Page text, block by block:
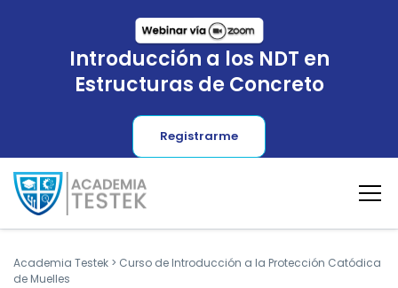
Introducción a los NDT en
Estructuras de Concreto
Registrarme
Academia Testek > Curso de Introducción a la Protección Catódica
de Muelles